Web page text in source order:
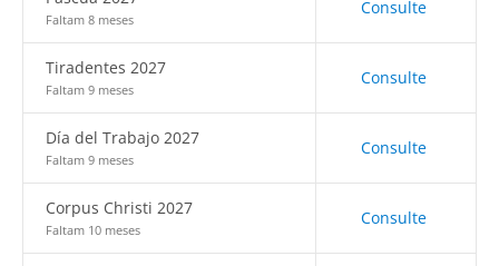
Faltam 8 meses
Consulte
Tiradentes 2027
Faltam 9 meses
Consulte
Día del Trabajo 2027
Faltam 9 meses
Consulte
Corpus Christi 2027
Faltam 10 meses
Consulte